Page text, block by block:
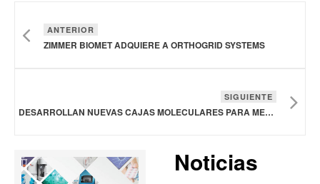
ANTERIOR
ZIMMER BIOMET ADQUIERE A ORTHOGRID SYSTEMS
SIGUIENTE
DESARROLLAN NUEVAS CAJAS MOLECULARES PARA MEJORAR LA EFECTIVIDAD Y REDUCIR LA TOXICIDAD DE FÁRMACOS ANTICANCERÍGENOS
Noticias